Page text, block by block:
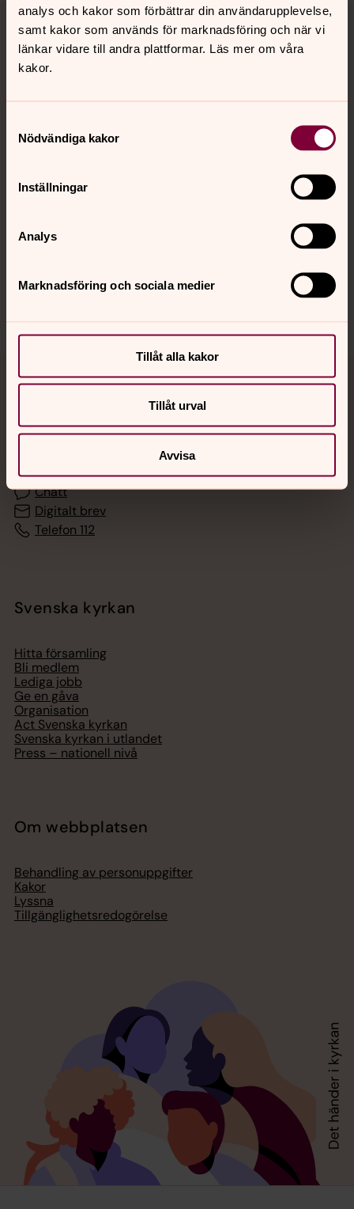
analys och kakor som förbättrar din användarupplevelse,
samt kakor som används för marknadsföring och när vi
länkar vidare till andra plattformar. Läs mer om våra
kakor.
Nödvändiga kakor
Inställningar
Analys
Marknadsföring och sociala medier
Tillåt alla kakor
Tillåt urval
Avvisa
Tillbaka till toppen
Tillbaka till innehållet
Kalender
Jourhavande präst
Akut samtals- och krisstöd. Prata eller chatta anonymt
Chatt
Digitalt brev
Telefon 112
Svenska kyrkan
Hitta församling
Bli medlem
Lediga jobb
Ge en gåva
Organisation
Act Svenska kyrkan
Svenska kyrkan i utlandet
Press – nationell nivå
Om webbplatsen
Behandling av personuppgifter
Kakor
Lyssna
Tillgänglighetsredogörelse